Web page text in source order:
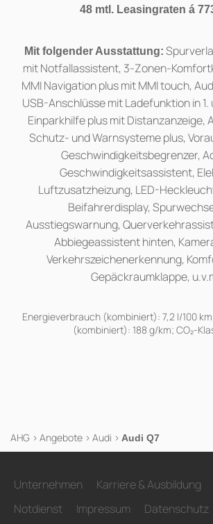
48 mtl. Leasingraten á
Mit folgender Ausstattung:
mit Notfallassistent, 3-Zonen-
MMI Navigation plus mit MMI touch,
USB-Anschlüsse mit Ladefunktion in 1.
Einparkhilfe plus mit Distanzanzeige,
Schutz- und Warnsysteme plus,
Geschwindigkeitsbegrenzer,
Geschwindigkeitsassistent,
Luftzusatzheizung, LED-
Beifahrerdisplay,
Ausstiegswarnung,
Abbiegeassistent hinten,
Verkehrszeichenerkennung,
Gepäckraumklappe,
Energieverbrauch (kombiniert): 7,2 l/100
(kombiniert): 188 g/km; CO₂-
AHG > Angebote > Audi > Audi Q7
Unternehmen Karriere & Ausbildung
Notdienst
Impressum Datenschutz